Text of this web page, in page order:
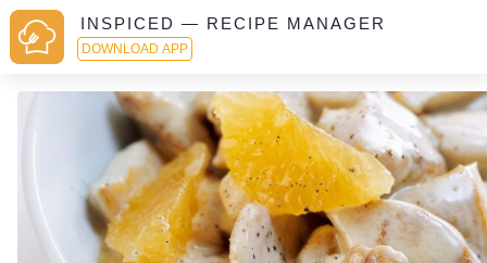
INSPICED — RECIPE MANAGER
DOWNLOAD APP